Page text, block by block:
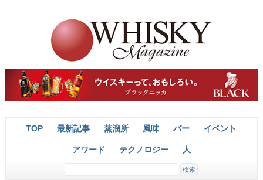
TOP 最新記事 蒸溜所 風味 バー イベント
アワード テクノロジー 人